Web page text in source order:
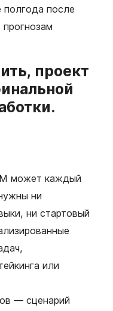
полгода после
проект
может каждый
ни
ни стартовый
или
— сценарий